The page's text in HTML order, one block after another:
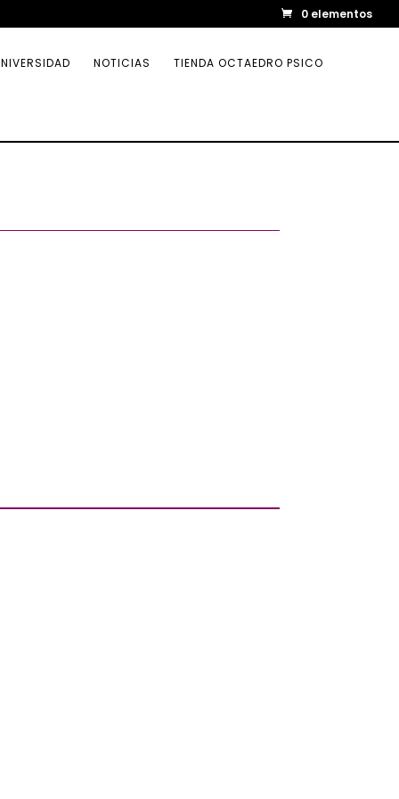
0 elementos
NOTICIAS TIENDA OCTAEDRO PSICO